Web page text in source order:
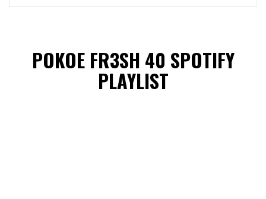
POKOE FR3SH 40 SPOTIFY
PLAYLIST